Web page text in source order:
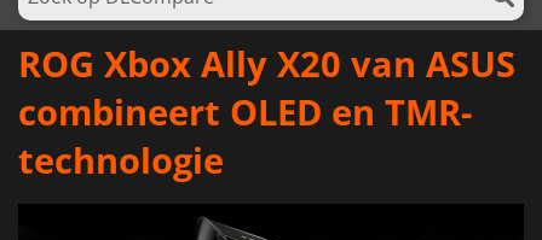
SOFTWARE
LOG IN OF REGISTREER
ROG Xbox Ally X20 van ASUS
combineert OLED en TMR-
technologie